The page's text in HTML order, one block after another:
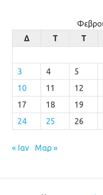
Δ
Τ Τ
3
4 5
10
11 12
17
18 19
24
25 26
« Ιαν Μαρ »